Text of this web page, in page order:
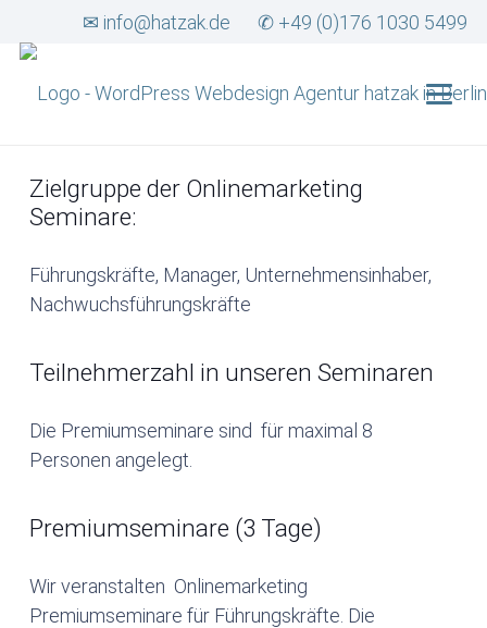
✉ info@hatzak.de ✆ +49 (0)176 1030 5499
Zielgruppe der Onlinemarketing
Seminare:
Führungskräfte, Manager, Unternehmensinhaber,
Nachwuchsführungskräfte
Teilnehmerzahl in unseren Seminaren
Die Premiumseminare sind für maximal 8
Personen angelegt.
Premiumseminare (3 Tage)
Wir veranstalten Onlinemarketing
Premiumseminare für Führungskräfte. Die